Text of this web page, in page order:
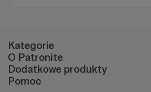
Kategorie
O Patronite
Dodatkowe produkty
Pomoc